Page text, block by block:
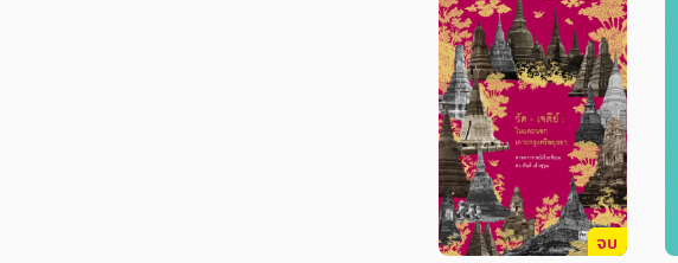
จบ